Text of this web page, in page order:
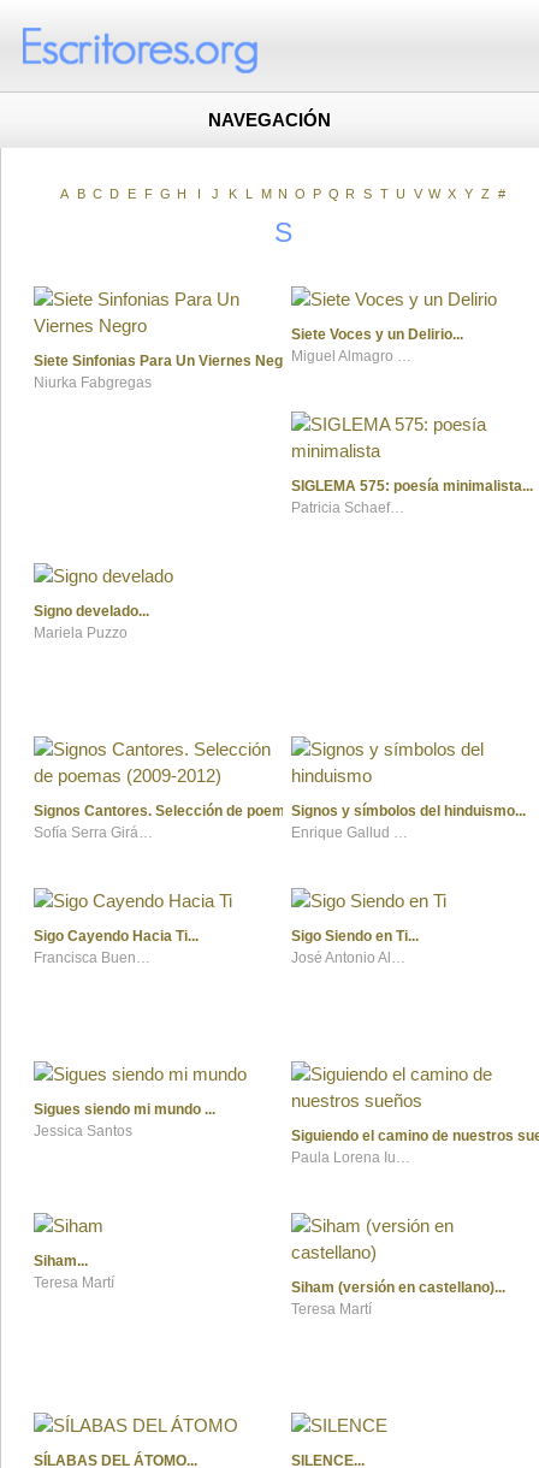
NAVEGACIÓN
A B C D E F G H J K L M N O P Q R S T U V W X Y Z #
S
Siete Sinfonias Para Un Viernes Negro
Niurka Fabgregas
Siete Voces y un Delirio
Miguel Almagro Delgado
SIGLEMA 575: poesía minimalista
Patricia Schaefer Röder
Signo develado
Mariela Puzzo
Signos Cantores. Selección de poemas (2009-2012)
Sofía Serra Giráldez
Signos y símbolos del hinduismo
Enrique Gallud Jardiel
Sigo Cayendo Hacia Ti
Francisca Bueno Morales
Sigo Siendo en Ti
José Antonio Alonso Navarro
Sigues siendo mi mundo
Jessica Santos
Siguiendo el camino de nuestros
Paula Lorena Iurman de González
Siham
Teresa Martí
Siham (versión en castellano)
Teresa Martí
SÍLABAS DEL ÁTOMO
SILENCE